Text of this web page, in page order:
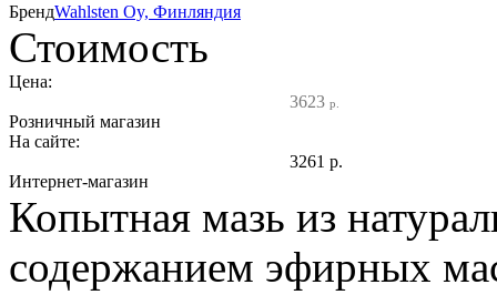
БрендWahlsten Oy, Финляндия
Стоимость
Цена:
Розничный магазин
3623 р.
На сайте:
Интернет-магазин
3261 р.
Копытная мазь из
содержанием эфирных